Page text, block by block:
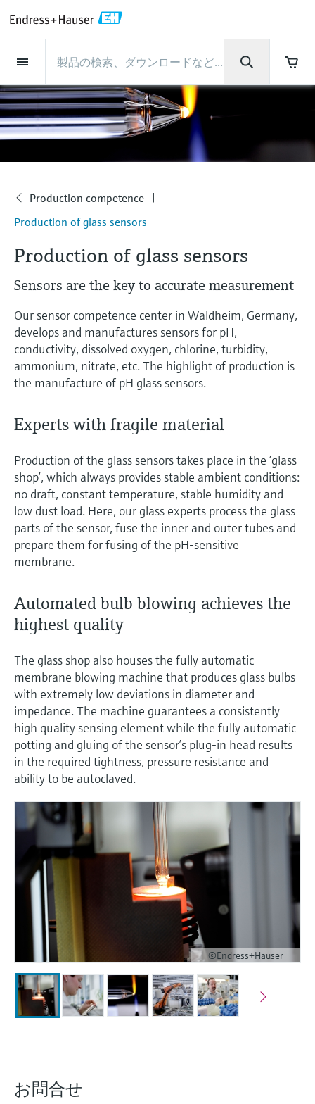
製品
流量計
レベル計・レベルスイッチ
水質分析
温度計
化学成分の光学式分析
Netilion IIoT
ソフトウェア
製品ツール
製品ファインダ
製品の特性から、製品を検索できます。
製品選定ツール『Applicator』
Device Viewer（デバイス ビューワ
ー）
書、技術仕様書、後継製品、スペアパー
ツ）を見つける
スペアパーツの検索
製品ルート、注文コード、またはシリアル
番号から予備部品を検索
流量計
電磁流量計
コリオリ質量流量計
超音波流量計
渦流量計
製品一覧
レベル計・レベルスイッ
チ
レーダーレベル計
ガイドレーダーレベル計
超音波式レベル計
静電容量式レベル計
静圧レベル測定
導電率式レベル計
放射線式レベル計
パドル式レベルスイッチ
サーボ式レベル計
機械式レベル計
圧力を使用したレベル測定
製品一覧
水質分析
pHセンサおよび変換器
Conductivity sensors & transmitters
濁度センサ & 変換器
塩素センサ & 変換器
溶存酸素センサおよび変換器
自動ウォーターサンプラ
TOC, COD & SAC アナライザ
ORP（酸化 還元 電位）センサお
よび変換器
汚泥界面センサおよび変換器
栄養塩測定用アナライザ & センサ
金属測定用アナライザ
マイクロ波透過による測定
Memosens technology
製品一覧
温度計
温度伝送器
産業用温度計
サーモウェル
高温用温度計
温度スイッチ
表面温度計
ケーブル付プローブ
製品一覧
圧力 / 差圧伝送器
絶対圧およびゲージ圧測定
差圧測定
製品一覧
記録計・システム製品
データマネージャ＆データロガー
プロセス表示器およびコントロー
電源およびバリア
ワイヤレスHART ソリューション
ゲートウェイ & モデム
ハンドヘルドコミュニケータ
Energy managers & application
managers
サージアレスタ
製品一覧
化学成分の光学式分析
TDLASとQF分析装置
ラマン分光システム
排出ガス監視ソリューション
粒子計測機器
デジタルアナライザソリューショ
ン
プロセスガスアナライザ
大気質計測機器
視程測定装置
overheight detectors（車両の高さ
超過検出器）
製品一覧
Netilion IIoT
Netilion Value
Netilion Health
Netilion Analytics
Netilionライブラリ
Netilion Device Viewer
Netilion Water
計装サービス
エンジニアリングサービス
サポートサービスおよび教育サー
計測器のメンテナンス
パフォーマンス最適化サービス
View all
エンジニアリングサービ
ス
計器新規調整
延長保証
サポートサービスおよび
教育サービス
計測器サポート
プロセス計装トレーニング講座
計測器のメンテナンス
検証サービス
現地校正サービス
プロセスアナライザサービス
計測機器の修理
パフォーマンス最適化サー
ビス
測定性能分析
ダイナミックインストールベース
インダストリー
食品 & 飲料産業
水処理・排水処理
石油・ガス／海事産業
ライフサイエンス
化学産業：サステナブルな成功の
パートナー
電力とエネルギー産業
鉱業、鉄鋼産業：持続可能な未来
を引き出す
ユーティリティ - 蒸気ソリューシ
ョン
すべての業界の注目
産業市場向けの持続可能性ソリュ
ーション
の力
見える化で実現するオペレーショ
ナルエクセレンス
サポート
カスタマーサポート
サポートハブ：Endress+Hauserのサポート
取扱説明書、カタログ、ソフトウェア、ビ
デオ、認定書、その他さまざまなドキュメ
ントの検索、ダウンロードが可能です。
学ぶ
Endress+Hauserのラーニングプラットフォ
ームなら、場所を問わず、最新技術を効率
的に学べます。豊富なコースとリソース
で、あなたのスキルアップを力強くサポー
トします。
イベント & トレーニング
からお選びください。
会社情報
Endress+Hauserについて
プロダクトセンターの役割
ケイパビリティ
導入事例
ニュース＆ストーリー
キャリア
Endress+Hauserについて
会社概要
エンドレスハウザー ジャパン
財務成績
グループ経営陣
サステナビリティ
関連会社
プロダクトセンターの役
割
Endress+Hauser Level+Pressure
Endress+Hauser Liquid Analysis
Temperature+System Products
Endress+Hauser Digital Solutions
Endress+Hauser Optical Analysis
Endress+Hauser SICK
ケイパビリティ
プロセスの安全性
サイバーセキュリティ
プロジェクトのプロセスオートメ
ーション
My Endress+Hauser
B2B インテグレーション
ニュース＆ストーリー
ニュース＆ストーリー概要
すべての記事
プレスリリース
クイックファクト
イベント & トレーニング
トレーニング
セミナー
展示会
オンラインセミナー
イベント & トレーニング ファイ
ンダ
キャリア
募集中の職種を見る
Endress+Hauserで働く
その他の採用情報
Job opportunities with Innovative
Sensor Technology IST AG
Job opportunities at
Endress+Hauser SICK
社
報
Production competence
Production of glass sensors
Production of glass sensors
Sensors are the key to accurate measurement
Our sensor competence center in Waldheim, Germany,
develops and manufactures sensors for pH,
conductivity, dissolved oxygen, chlorine, turbidity,
ammonium, nitrate, etc. The highlight of production is
the manufacture of pH glass sensors.
Experts with fragile material
Production of the glass sensors takes place in the ‘glass
shop’, which always provides stable ambient conditions:
no draft, constant temperature, stable humidity and
low dust load. Here, our glass experts process the glass
parts of the sensor, fuse the inner and outer tubes and
prepare them for fusing of the pH-sensitive
membrane.
Automated bulb blowing achieves the
highest quality
The glass shop also houses the fully automatic
membrane blowing machine that produces glass bulbs
with extremely low deviations in diameter and
impedance. The machine guarantees a consistently
high quality sensing element while the fully automatic
potting and gluing of the sensor’s plug-in head results
in the required tightness, pressure resistance and
ability to be autoclaved.
©Endress+Hauser
お問合せ